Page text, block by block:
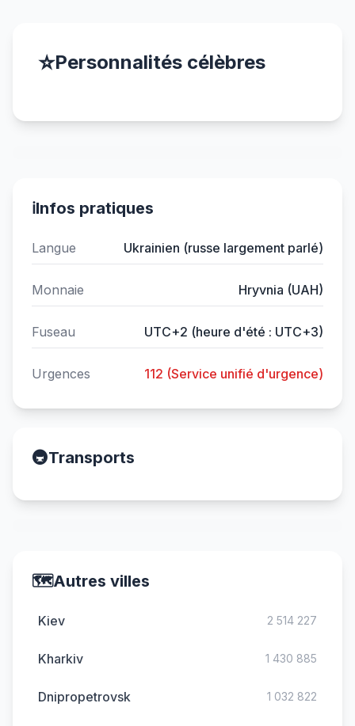
⭐Personnalités célèbres
ℹ️Infos pratiques
Langue Ukrainien (russe largement parlé)
Monnaie Hryvnia (UAH)
Fuseau UTC+2 (heure d'été : UTC+3)
Urgences 112 (Service unifié d'urgence)
🚇Transports
🗺️Autres villes
Kiev 2 514 227
Kharkiv 1 430 885
Dnipropetrovsk 1 032 822